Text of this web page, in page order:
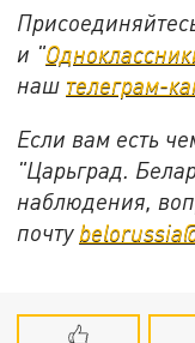
и "
наш телеграм-
Если вам есть
"Царьград.
наблюдения,
почту